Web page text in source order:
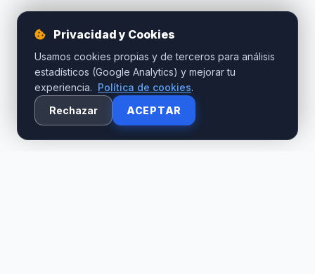
Privacidad y Cookies
Usamos cookies propias y de terceros para análisis
estadísticos (Google Analytics) y mejorar tu
experiencia. Política de cookies.
Rechazar
ACEPTAR